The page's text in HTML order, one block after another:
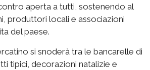
aperta a tutti, sostenendo al
produttori locali e associazioni
del paese.
si snoderà tra le bancarelle di
tipici, decorazioni natalizie e